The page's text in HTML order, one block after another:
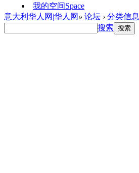
我的空间Space
意大利华人网|华人网 » 论坛 › 分类信息
搜索 搜索